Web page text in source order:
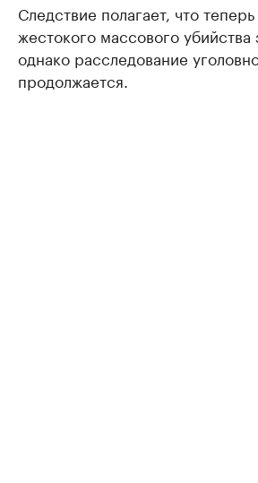
Следствие полагает, что
жестокого массового
однако расследование
продолжается.